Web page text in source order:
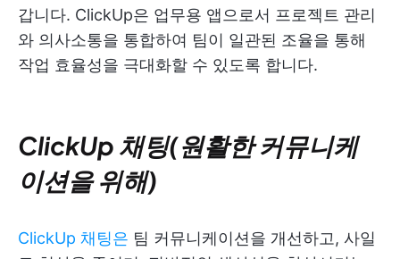
갑니다. ClickUp은 업무용 앱으로서 프로젝트 관리
와 의사소통을 통합하여 팀이 일관된 조율을 통해
작업 효율성을 극대화할 수 있도록 합니다.
ClickUp 채팅(원활한 커뮤니케
이션을 위해)
ClickUp 채팅은 팀 커뮤니케이션을 개선하고, 사일